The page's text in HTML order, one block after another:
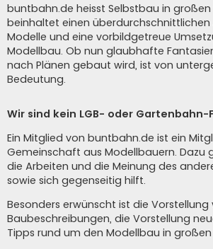
buntbahn.de heisst Selbstbau in großen
beinhaltet einen überdurchschnittlichen
Modelle und eine vorbildgetreue
Modellbau. Ob nun glaubhafte
nach Plänen gebaut wird, ist von
Bedeutung.
Wir sind kein LGB- oder Gartenbahn-
Ein Mitglied von buntbahn.de ist ein
Gemeinschaft aus Modellbauern. Dazu
die Arbeiten und die Meinung des
sowie sich gegenseitig hilft.
Besonders erwünscht ist die Vorstellung
Baubeschreibungen, die Vorstellung
Tipps rund um den Modellbau in großen